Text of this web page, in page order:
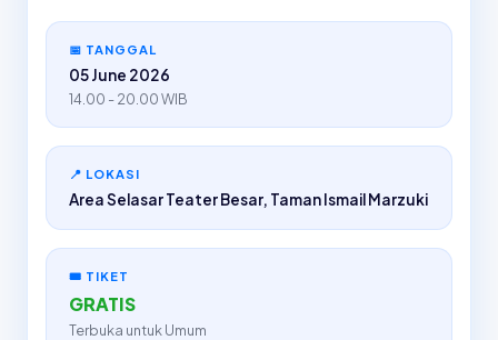
📅 TANGGAL
05 June 2026
14.00 - 20.00 WIB
📍 LOKASI
Area Selasar Teater Besar, Taman Ismail Marzuki
🎟️ TIKET
GRATIS
Terbuka untuk Umum